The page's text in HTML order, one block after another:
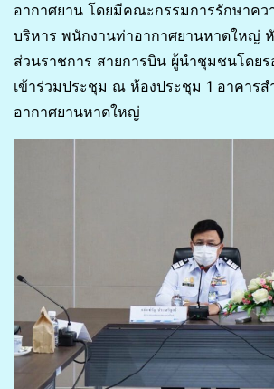
อากาศยาน โดยมีคณะกรรมการรักษาคว
บริหาร พนักงานท่าอากาศยานหาดใหญ่
ส่วนราชการ สายการบิน ผู้นำชุมชนโดย
เข้าร่วมประชุม ณ ห้องประชุม 1 อาคารส
อากาศยานหาดใหญ่